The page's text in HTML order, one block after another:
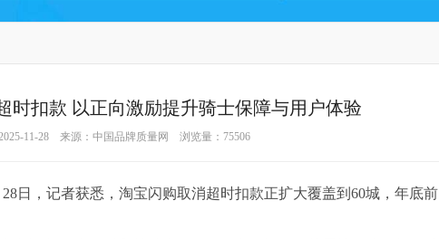
时扣款 以正向激励提升骑士保障与用户体验
11-28 来源： 中国品牌质量网 浏览量： 75506
，记者获悉，淘宝闪购取消超时扣款正扩大覆盖到60城，年底前